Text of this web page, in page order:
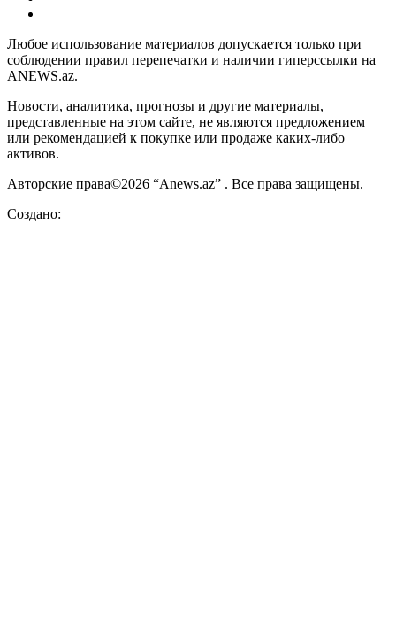
Любое использование материалов допускается только при
соблюдении правил перепечатки и наличии гиперссылки на
ANEWS.az.
Новости, аналитика, прогнозы и другие материалы,
представленные на этом сайте, не являются предложением
или рекомендацией к покупке или продаже каких-либо
активов.
Авторские права©2026 “Anews.az” . Все права защищены.
Создано: